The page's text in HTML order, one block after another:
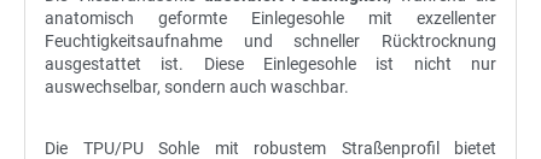
anatomisch geformte Einlegesohle mit exzellenter
Feuchtigkeitsaufnahme und schneller Rücktrocknung
ausgestattet ist. Diese Einlegesohle ist nicht nur
auswechselbar, sondern auch waschbar.
Die TPU/PU Sohle mit robustem Straßenprofil bietet